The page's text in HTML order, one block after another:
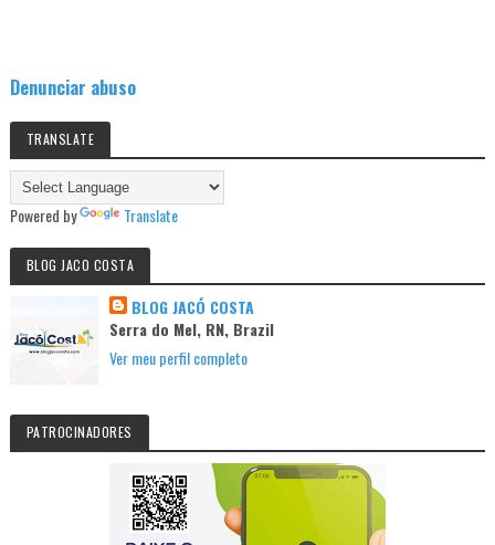
Denunciar abuso
TRANSLATE
Powered by Translate
BLOG JACO COSTA
BLOG JACÓ COSTA
Serra do Mel, RN, Brazil
Ver meu perfil completo
PATROCINADORES